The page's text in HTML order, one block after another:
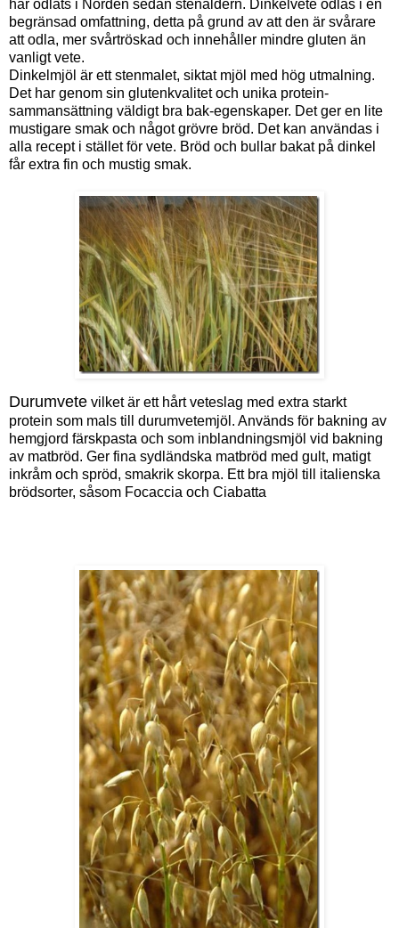
har odlats i Norden sedan stenåldern. Dinkelvete odlas i en
begränsad omfattning, detta på grund av att den är svårare
att odla, mer svårtröskad och innehåller mindre gluten än
vanligt vete.
Dinkelmjöl är ett stenmalet, siktat mjöl med hög utmalning.
Det har genom sin glutenkvalitet och unika protein-
sammansättning väldigt bra bak-egenskaper. Det ger en lite
mustigare smak och något grövre bröd. Det kan användas i
alla recept i stället för vete. Bröd och bullar bakat på dinkel
får extra fin och mustig smak.
Durumvete vilket är ett hårt veteslag med extra starkt
protein som mals till durumvetemjöl. Används för bakning av
hemgjord färskpasta och som inblandningsmjöl vid bakning
av matbröd. Ger fina sydländska matbröd med gult, matigt
inkråm och spröd, smakrik skorpa. Ett bra mjöl till italienska
brödsorter, såsom Focaccia och Ciabatta